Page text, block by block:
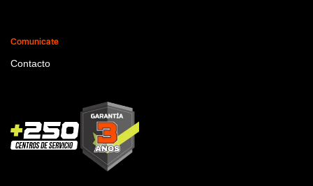
Comunicate
Contacto